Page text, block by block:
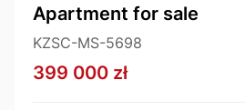
Apartment for sale
KZSC-MS-5698
399 000 zł